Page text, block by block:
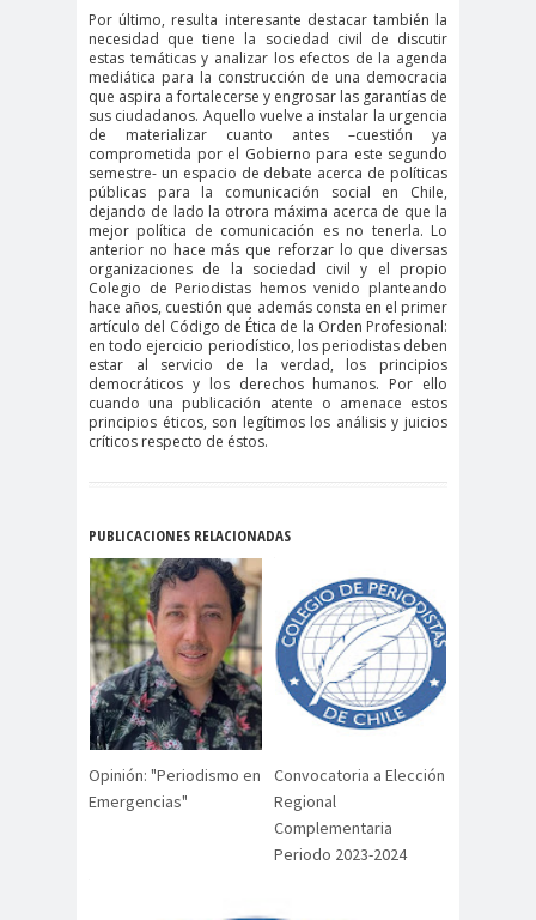
gida
mayo
11 de
septiembre
18 de
octubre
1DEMAY
O
8demarz
o
aborto
Abraham
Santibañez
Abrazo
s
abuso
s
abusos
laborales
Academia de Humanismo
Cristiano
activismo
digital
actos de
violencia
Acuerdo por la
Acuerdo por la Paz y Nueva
Constitución
ADN
adultos
mayores
Afganistá
n
AFUCA
P
agresió
n
agresión
periodistas
agresion
es
agresiones a la
prensa
Alberto Gato
Por último, resulta interesante destacar también la
necesidad que tiene la sociedad civil de discutir
estas temáticas y analizar los efectos de la agenda
mediática para la construcción de una democracia
que aspira a fortalecerse y engrosar las garantías de
sus ciudadanos. Aquello vuelve a instalar la urgencia
de materializar cuanto antes –cuestión ya
comprometida por el Gobierno para este segundo
semestre- un espacio de debate acerca de políticas
públicas para la comunicación social en Chile,
dejando de lado la otrora máxima acerca de que la
mejor política de comunicación es no tenerla. Lo
anterior no hace más que reforzar lo que diversas
organizaciones de la sociedad civil y el propio
Colegio de Periodistas hemos venido planteando
hace años, cuestión que además consta en el primer
artículo del Código de Ética de la Orden Profesional:
en todo ejercicio periodístico, los periodistas deben
estar al servicio de la verdad, los principios
democráticos y los derechos humanos. Por ello
cuando una publicación atente o amenace estos
principios éticos, son legítimos los análisis y juicios
críticos respecto de éstos.
PUBLICACIONES RELACIONADAS
Opinión: "Periodismo en
Emergencias"
Convocatoria a Elección
Regional
Complementaria
Periodo 2023-2024